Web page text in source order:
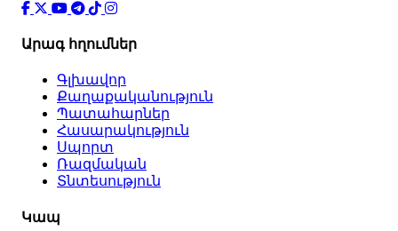
Արագ հղումներ
Գլխավոր
Քաղաքականություն
Պատահարներ
Հասարակություն
Սպորտ
Ռազմական
Տնտեսություն
Կապ